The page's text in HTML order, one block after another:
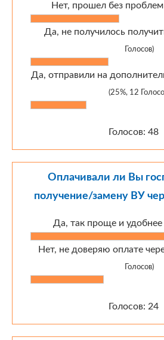
Нет, прошел без проблем
Да, не получилось
Голосов)
Да, отправили на
(25%, 12
Голосов: 48
Оплачивали ли Вы
получение/замену ВУ
Да, так проще и удобнее
Нет, не доверяю оплате
Голосов)
Голосов: 24